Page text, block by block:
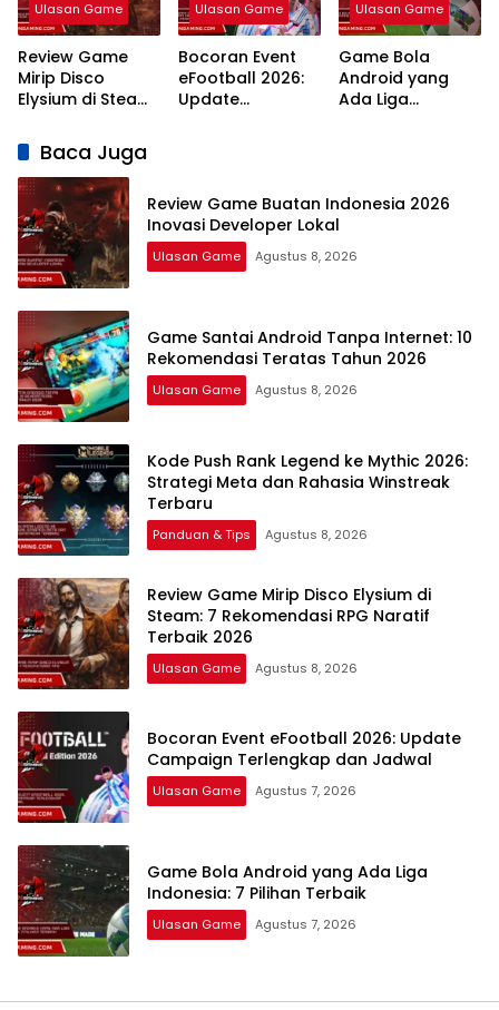
Ulasan Game
Review Game
Mirip Disco
Elysium di Steam:
RPG Naratif
Terbaik 2026
Ulasan Game
Bocoran Event
eFootball 2026:
Update
Ulasan Game
Game Bola
Android yang
Ada Liga
Baca Juga
Review Game Buatan Indonesia 2026
Inovasi Developer Lokal
Ulasan Game Agustus 8, 2026
Game Santai Android Tanpa Internet: 10
Rekomendasi Teratas Tahun 2026
Ulasan Game Agustus 8, 2026
Kode Push Rank Legend ke Mythic 2026:
Strategi Meta dan Rahasia Winstreak
Terbaru
Panduan & Tips Agustus 8, 2026
Review Game Mirip Disco Elysium di
Steam: 7 Rekomendasi RPG Naratif
Terbaik 2026
Ulasan Game Agustus 8, 2026
Bocoran Event eFootball 2026: Update
Campaign Terlengkap dan Jadwal
Ulasan Game Agustus 7, 2026
Game Bola Android yang Ada Liga
Indonesia: 7 Pilihan Terbaik
Ulasan Game Agustus 7, 2026